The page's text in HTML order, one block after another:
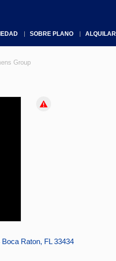
SOBRE PLANO ALQUILAR
Group
Raton, FL 33434